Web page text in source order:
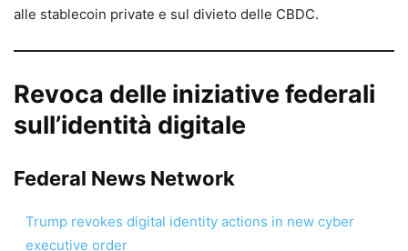
alle stablecoin private e sul divieto delle CBDC.
Revoca delle iniziative federali
sull’identità digitale
Federal News Network
Trump revokes digital identity actions in new cyber
executive order